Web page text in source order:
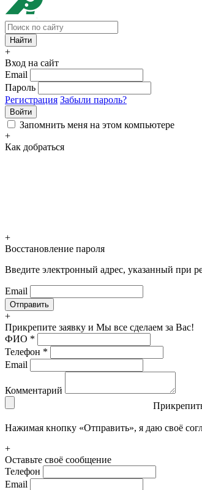
+
Вход на сайт
Email
Пароль
Регистрация Забыли пароль?
Войти
Запомнить меня на этом компьютере
+
Как добраться
+
Восстановление пароля
Введите электронный адрес, указанный при
Email
+
Прикрепите заявку и Мы все сделаем за Вас!
ФИО *
Телефон *
Email
Комментарий
Нажимая кнопку «Отправить», я даю своё
+
Оставьте своё сообщение
Телефон
Email